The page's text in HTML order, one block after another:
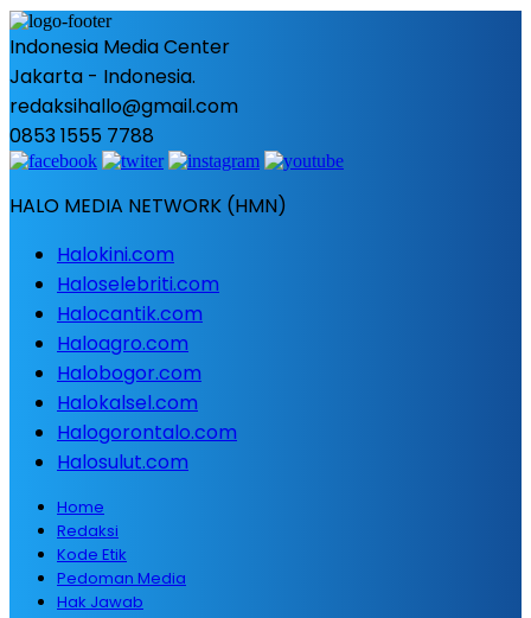
Indonesia Media Center
Jakarta - Indonesia.
redaksihallo@gmail.com
0853 1555 7788
HALO MEDIA NETWORK (HMN)
Halokini.com
Haloselebriti.com
Halocantik.com
Haloagro.com
Halobogor.com
Halokalsel.com
Halogorontalo.com
Halosulut.com
Home
Redaksi
Kode Etik
Pedoman Media
Hak Jawab